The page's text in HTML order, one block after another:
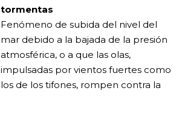
tormentas
Fenómeno de subida del nivel del
mar debido a la bajada de la presión
atmosférica, o a que las olas,
impulsadas por vientos fuertes como
los de los tifones, rompen contra la